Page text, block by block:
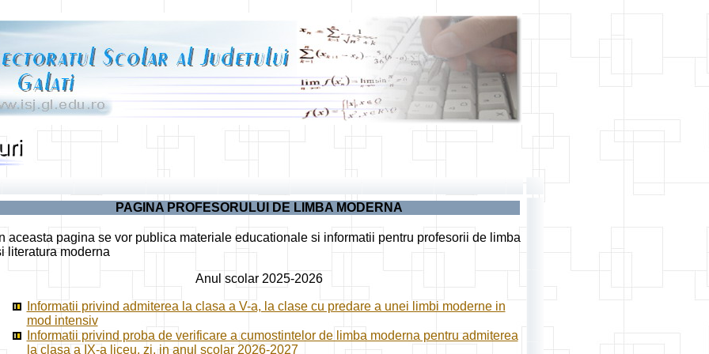
PAGINA PROFESORULUI DE LIMBA MODERNA
aceasta pagina se vor publica materiale educationale si informatii pentru profesorii de limba
literatura moderna
Anul scolar 2025-2026
Informatii privind admiterea la clasa a V-a, la clase cu predare a unei limbi moderne in
mod intensiv
Informatii privind proba de verificare a cumostintelor de limba moderna pentru admiterea
la clasa a IX-a liceu, zi, in anul scolar 2026-2027